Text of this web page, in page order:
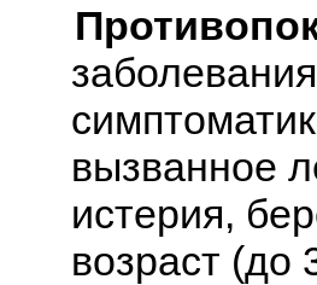
вызванное
истерия,
возраст (до